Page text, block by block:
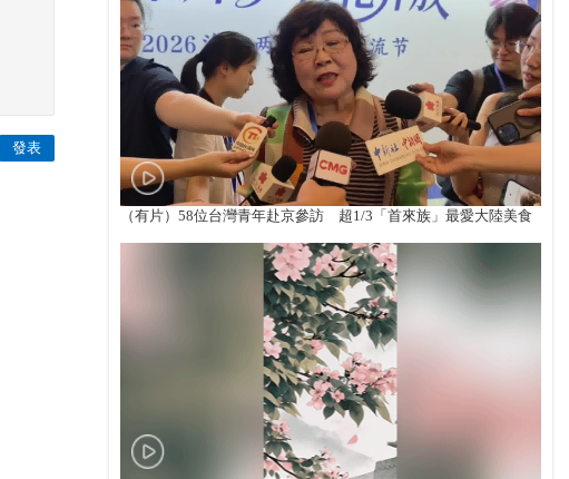
發表
（有片）58位台灣青年赴京參訪 超1/3「首來族」最愛大陸美食